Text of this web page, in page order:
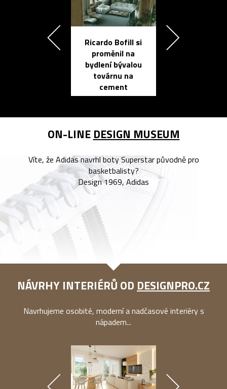
Ricardo Bofill si
proměnil na
bydlení bývalou
továrnu na
cement
ON-LINE DESIGN MUSEUM
Víte, že Adidas navrhl boty Superstar původně pro
basketbalisty?
Design 1969, Adidas
NÁVRHY INTERIÉRŮ OD DESIGNPRO.CZ
Navrhujeme osobité, moderní a nadčasové interiéry s
nápadem...